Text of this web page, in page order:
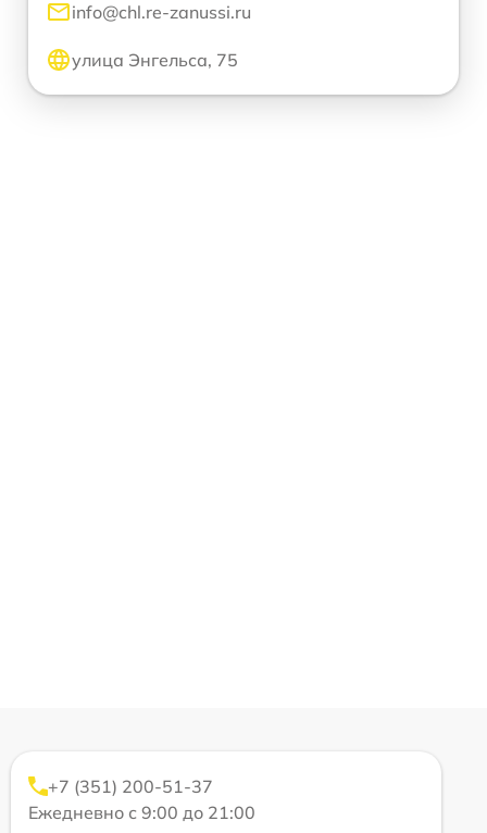
info@chl.re-zanussi.ru
улица Энгельса, 75
+7 (351) 200-51-37
Ежедневно с 9:00 до 21:00